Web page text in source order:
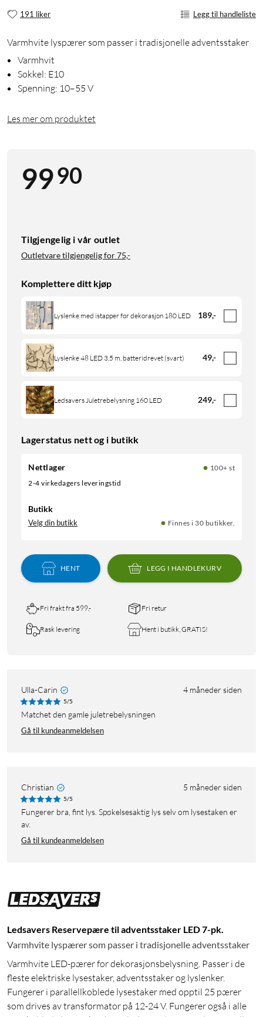
191 liker Legg til handleliste
Varmhvite lyspærer som passer i tradisjonelle adventsstaker
Varmhvit
Sokkel: E10
Spenning: 10–55 V
Les mer om produktet
9990
Tilgjengelig i vår outlet
Outletvare tilgjengelig for75,-
Komplettere ditt kjøp
Lyslenke med istapper for dekorasjon 180 LED 189,-
Lyslenke 48 LED 3,5 m, batteridrevet (svart) 49,-
Ledsavers Juletrebelysning 160 LED 249,-
Lagerstatus nett og i butikk
Nettlager
100+ st
2-4 virkedagers leveringstid
Butikk
Velg din butikk Finnes i 30 butikker.
HENT LEGG I HANDLEKURV
Fri frakt fra 599,- Fri retur
Rask levering Hent i butikk, GRATIS!
Ulla-Carin 4 måneder siden
5/5
Matchet den gamle juletrebelysningen
Gå til kundeanmeldelsen
Christian 5 måneder siden
5/5
Fungerer bra, fint lys. Spøkelsesaktig lys selv om lysestaken er
av.
Gå til kundeanmeldelsen
Ledsavers Reservepære til adventsstaker LED 7-pk.
Varmhvite lyspærer som passer i tradisjonelle adventsstaker
Varmhvite LED-pærer for dekorasjonsbelysning. Passer i de
fleste elektriske lysestaker, adventsstaker og lyslenker.
Fungerer i parallellkoblede lysestaker med opptil 25 pærer
som drives av transformator på 12-24 V. Fungerer også i alle